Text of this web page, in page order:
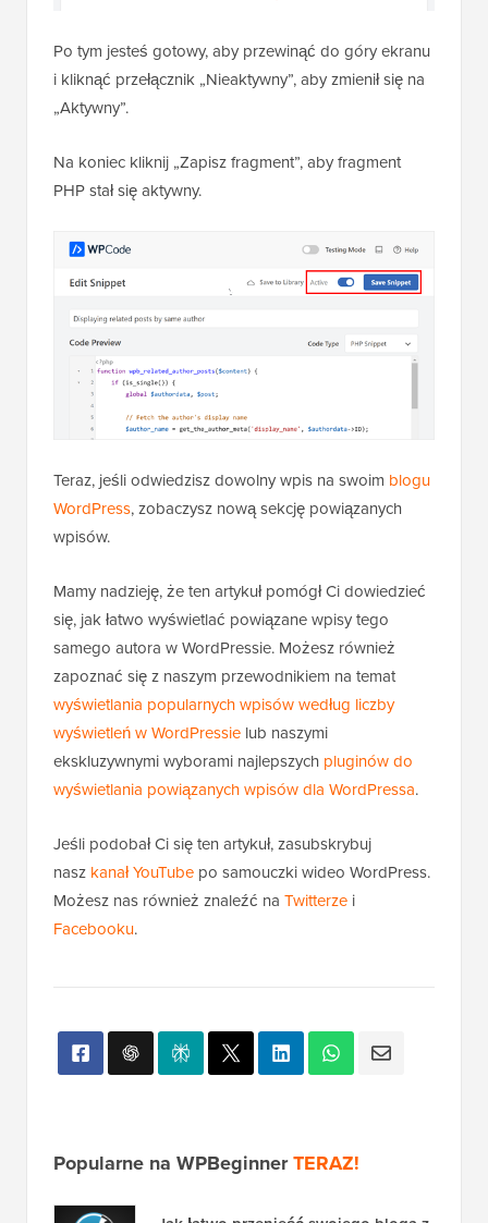
Po tym jesteś gotowy, aby przewinąć do góry ekranu
i kliknąć przełącznik „Nieaktywny”, aby zmienił się na
„Aktywny”.
Na koniec kliknij „Zapisz fragment”, aby fragment
PHP stał się aktywny.
Teraz, jeśli odwiedzisz dowolny wpis na swoim blogu
WordPress, zobaczysz nową sekcję powiązanych
wpisów.
Mamy nadzieję, że ten artykuł pomógł Ci dowiedzieć
się, jak łatwo wyświetlać powiązane wpisy tego
samego autora w WordPressie. Możesz również
zapoznać się z naszym przewodnikiem na temat
wyświetlania popularnych wpisów według liczby
wyświetleń w WordPressie lub naszymi
ekskluzywnymi wyborami najlepszych pluginów do
wyświetlania powiązanych wpisów dla WordPressa.
Jeśli podobał Ci się ten artykuł, zasubskrybuj
nasz kanał YouTube po samouczki wideo WordPress.
Możesz nas również znaleźć na Twitterze i
Facebooku.
Popularne na WPBeginnerTERAZ!